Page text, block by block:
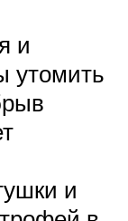
и
утомить
и